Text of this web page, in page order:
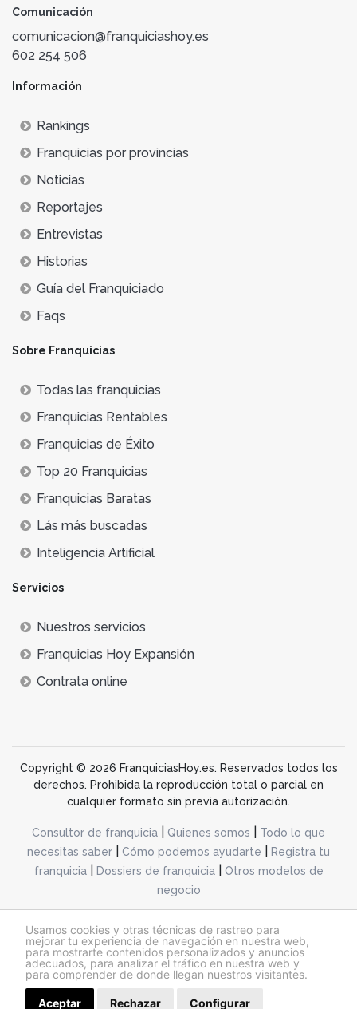
Usamos cookies y otras técnicas de rastreo para
mejorar tu experiencia de navegación en nuestra web,
para mostrarte contenidos personalizados y anuncios
adecuados, para analizar el tráfico en nuestra web y
para comprender de donde llegan nuestros visitantes.
Aceptar Rechazar Configurar
Comunicación
comunicacion@franquiciashoy.es
602 254 506
Información
Rankings
Franquicias por provincias
Noticias
Reportajes
Entrevistas
Historias
Guía del Franquiciado
Faqs
Sobre Franquicias
Todas las franquicias
Franquicias Rentables
Franquicias de Éxito
Top 20 Franquicias
Franquicias Baratas
Lás más buscadas
Inteligencia Artificial
Servicios
Nuestros servicios
Franquicias Hoy Expansión
Contrata online
Copyright © 2026 FranquiciasHoy.es. Reservados todos los
derechos. Prohibida la reproducción total o parcial en
cualquier formato sin previa autorización.
Consultor de franquicia Quienes somos
Todo lo que
necesitas saber
Cómo podemos ayudarte
Registra tu
franquicia| Dossiers de franquicia|
Otros modelos de
negocio
@franquiciashoy.es |Aviso legal| Política de cookies|Política de privacidad